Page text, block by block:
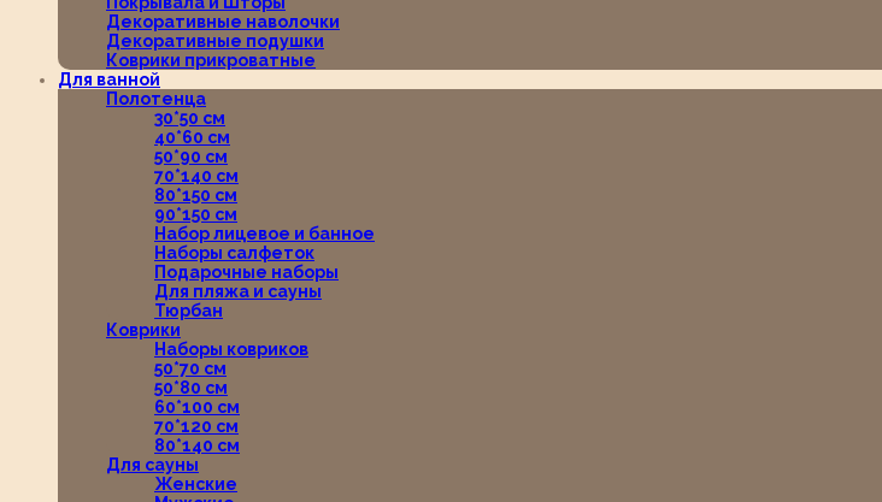
Декоративные наволочки
Декоративные подушки
Коврики прикроватные
Для ванной
Полотенца
30*50 см
40*60 см
50*90 см
70*140 см
80*150 см
90*150 см
Набор лицевое и банное
Наборы салфеток
Подарочные наборы
Для пляжа и сауны
Тюрбан
Коврики
Наборы ковриков
50*70 см
50*80 см
60*100 см
70*120 см
80*140 см
Для сауны
Женские